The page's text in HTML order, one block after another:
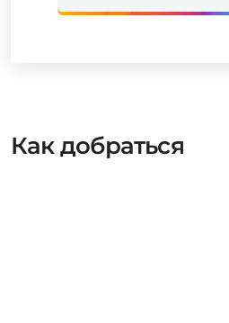
Как добраться